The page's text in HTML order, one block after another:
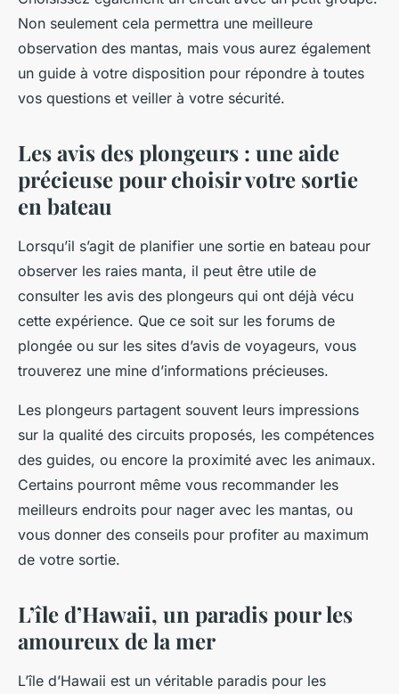
Non seulement cela permettra une meilleure
observation des mantas, mais vous aurez également
un guide à votre disposition pour répondre à toutes
vos questions et veiller à votre sécurité.
Les avis des plongeurs : une aide
précieuse pour choisir votre sortie
en bateau
Lorsqu’il s’agit de planifier une sortie en bateau pour
observer les raies manta, il peut être utile de
consulter les avis des plongeurs qui ont déjà vécu
cette expérience. Que ce soit sur les forums de
plongée ou sur les sites d’avis de voyageurs, vous
trouverez une mine d’informations précieuses.
Les plongeurs partagent souvent leurs impressions
sur la qualité des circuits proposés, les compétences
des guides, ou encore la proximité avec les animaux.
Certains pourront même vous recommander les
meilleurs endroits pour nager avec les mantas, ou
vous donner des conseils pour profiter au maximum
de votre sortie.
L’île d’Hawaii, un paradis pour les
amoureux de la mer
L’île d’Hawaii est un véritable paradis pour les